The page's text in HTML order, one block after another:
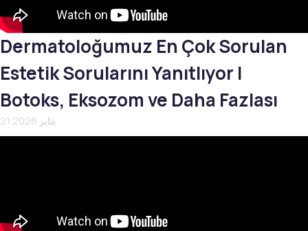
Dermatoloğumuz En Çok Sorulan
Estetik Sorularını Yanıtlıyor |
Botoks, Eksozom ve Daha Fazlası
21 يناير 2026